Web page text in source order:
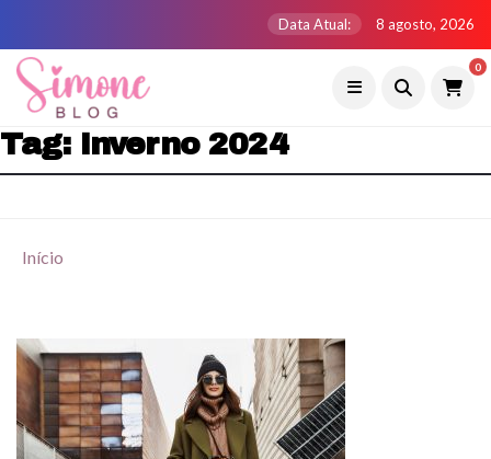
Data Atual: 8 agosto, 2026
0
Tag: Inverno 2024
Início